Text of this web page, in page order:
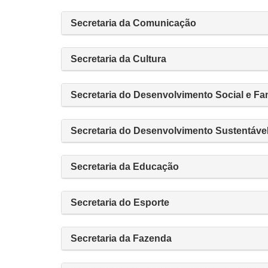
Secretaria da Comunicação
Secretaria da Cultura
Secretaria do Desenvolvimento Social e
Secretaria do Desenvolvimento Sustentável
Secretaria da Educação
Secretaria do Esporte
Secretaria da Fazenda